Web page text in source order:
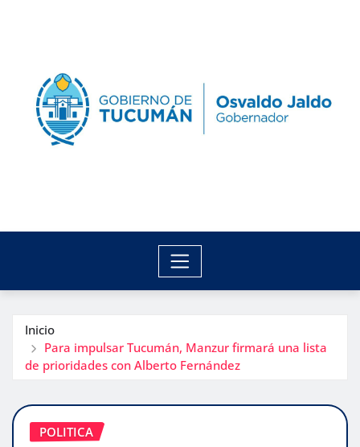
Inicio
Para impulsar Tucumán, Manzur firmará una lista
de prioridades con Alberto Fernández
POLITICA